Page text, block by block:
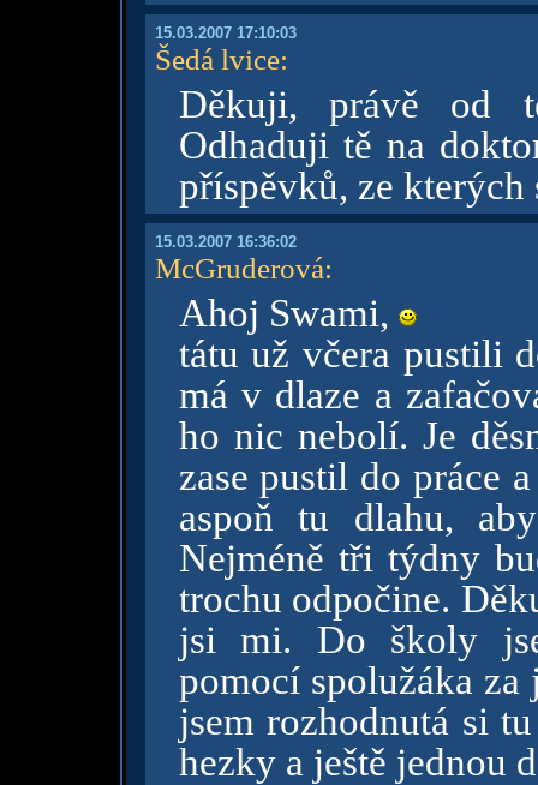
15.03.2007 17:10:03
Šedá lvice:
Děkuji, právě od
Odhaduji tě na
příspěvků, ze
15.03.2007 16:36:02
McGruderová:
Ahoj Swami,
tátu už včera pustili
má v dlaze a
ho nic nebolí. Je
zase pustil do práce
aspoň tu dlahu,
Nejméně tři týdny
trochu odpočine.
jsi mi. Do školy
pomocí spolužáka za
jsem rozhodnutá si
hezky a ještě jednou